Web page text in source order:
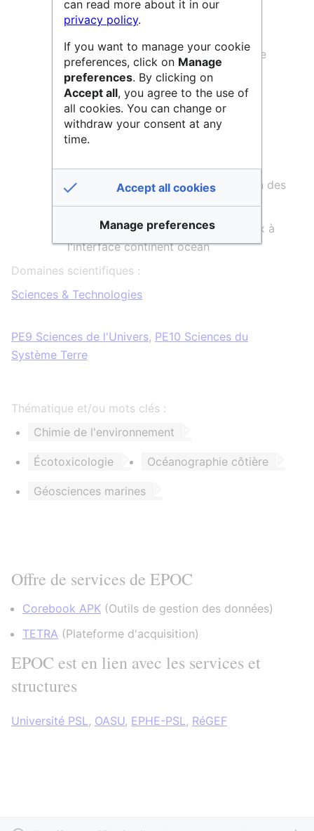
Côtiers
Géologie Sédimentaire
L'équipe Physico et Toxico Chimie de
l'environnement
Modélisation Expérimentale et
Télédétection en Hydrodynamique
Sédimentaire
PRocessus Observation Modélisation des
Sols et des Eaux Souterraines
Transferts Géochimiques des Métaux à
l'interface continent océan
Domaines scientifiques :
Sciences & Technologies
PE9 Sciences de l'Univers, PE10 Sciences du
Système Terre
Thématique et/ou mots clés :
Chimie de l'environnement
Écotoxicologie Océanographie côtière
Géosciences marines
Offre de services de EPOC
Corebook APK (Outils de gestion des données)
TETRA (Plateforme d'acquisition)
EPOC est en lien avec les services et
structures
Université PSL, OASU, EPHE-PSL, RéGEF
can read more about it in our
privacy policy.
If you want to manage your cookie
preferences, click on Manage
preferences. By clicking on
Accept all, you agree to the use of
all cookies. You can change or
withdraw your consent at any
time.
Accept all cookies
Manage preferences